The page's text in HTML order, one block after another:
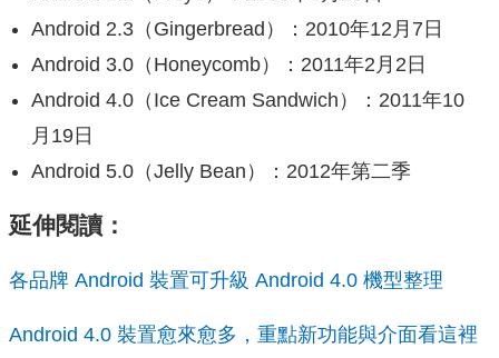
Android 2.3（Gingerbread）：2010年12月7日
Android 3.0（Honeycomb）：2011年2月2日
Android 4.0（Ice Cream Sandwich）：2011年10
月19日
Android 5.0（Jelly Bean）：2012年第二季
延伸閱讀：
各品牌 Android 裝置可升級 Android 4.0 機型整理
Android 4.0 裝置愈來愈多，重點新功能與介面看這裡